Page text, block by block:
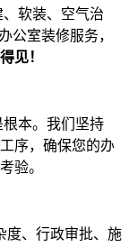
软装、空气治
公室装修服务，
见！
本。我们坚持
序，确保您的办
验。
度、行政审批、施